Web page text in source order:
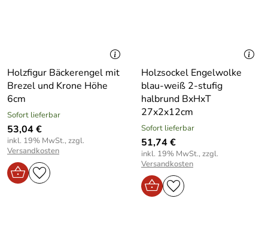
Holzfigur Bäckerengel mit
Brezel und Krone Höhe
6cm
Sofort lieferbar
53,04 €
inkl. 19% MwSt., zzgl.
Versandkosten
Holzsockel Engelwolke
blau-weiß 2-stufig
halbrund BxHxT
27x2x12cm
Sofort lieferbar
51,74 €
inkl. 19% MwSt., zzgl.
Versandkosten